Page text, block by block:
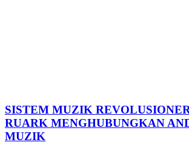
SISTEM MUZIK
RUARK MENGHUBUNGKAN
MUZIK